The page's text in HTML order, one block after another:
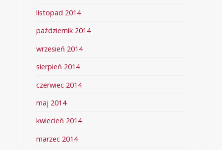
listopad 2014
październik 2014
wrzesień 2014
sierpień 2014
czerwiec 2014
maj 2014
kwiecień 2014
marzec 2014